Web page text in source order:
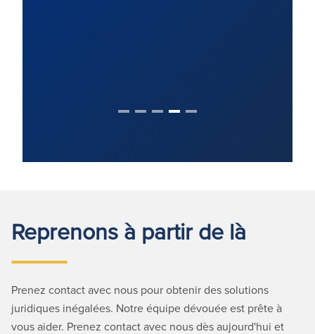
Reprenons à partir de là
Prenez contact avec nous pour obtenir des solutions
juridiques inégalées. Notre équipe dévouée est prête à
vous aider. Prenez contact avec nous dès aujourd'hui et